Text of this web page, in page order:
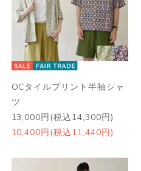
OCタイルプリント半袖シャ
ツ
13,000円(税込14,300円)
10,400円(税込11,440円)